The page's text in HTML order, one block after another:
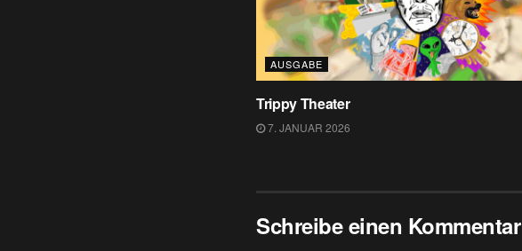
AUSGABE
Trippy Theater
7. JANUAR 2026
Schreibe einen Kommentar